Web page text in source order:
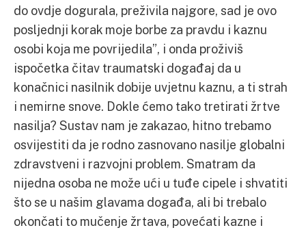
do ovdje dogurala, preživila najgore, sad je ovo
posljednji korak moje borbe za pravdu i kaznu
osobi koja me povrijedila”, i onda proživiš
ispočetka čitav traumatski događaj da u
konačnici nasilnik dobije uvjetnu kaznu, a ti strah
i nemirne snove. Dokle ćemo tako tretirati žrtve
nasilja? Sustav nam je zakazao, hitno trebamo
osvijestiti da je rodno zasnovano nasilje globalni
zdravstveni i razvojni problem. Smatram da
nijedna osoba ne može ući u tuđe cipele i shvatiti
što se u našim glavama događa, ali bi trebalo
okončati to mučenje žrtava, povećati kazne i